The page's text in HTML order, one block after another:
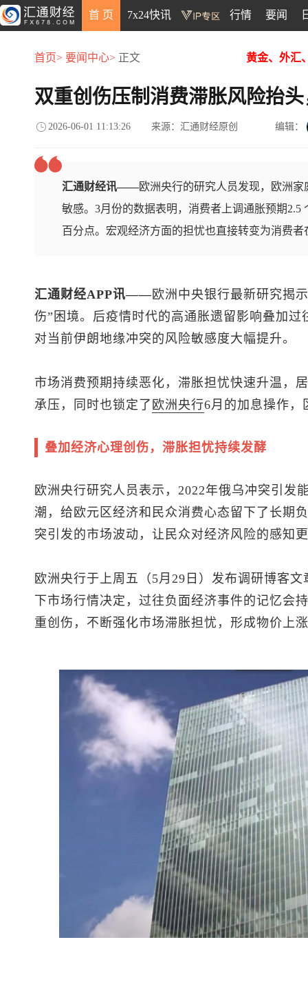
首 页 7x24快讯 行情 要闻
首页> 要闻中心> 正文 黄金、外汇
双重创伤压制消费滞胀风险抬
2026-06-01 11:13:26 来源：汇通财经原创 编辑：
汇通财经讯——欧洲央行的研究人员发现，欧洲
敏感。3月份的数据表明，消费者上调通胀预期2.5
百分点。宏观经济方面的担忧也直接转变为消费
汇通财经APP讯——欧洲中央银行最新研究揭
伤”困境。后疫情时代的高通胀遗留影响叠加
对当前伊朗地缘冲突的风险敏感度大幅提升。
市场消费预期持续恶化，滞胀担忧快速升温，
承压，同时也锁定了 欧洲央行6月的加息操作，
叠加经济心理创伤，滞胀担忧持续发酵
欧洲央行研究人员表示，2022年俄乌冲突引发
潮，给欧元区经济和民众消费心态留下了长期
突引发的市场波动，让民众对经济风险的感知
欧洲央行于上周五（5月29日）发布调研博客
下市场行情决定，过往负面经济事件的记忆会
重创伤，不断强化市场滞胀担忧，形成物价上